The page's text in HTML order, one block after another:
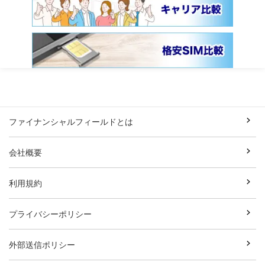
ファイナンシャルフィールドとは
会社概要
利用規約
プライバシーポリシー
外部送信ポリシー